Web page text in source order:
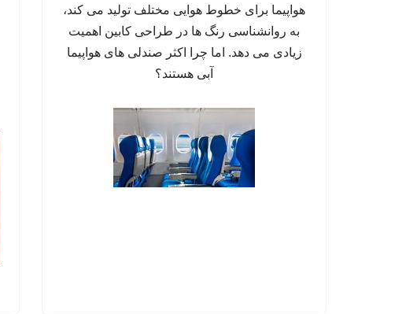
هواپیما برای خطوط هوایی مختلف تولید می کند،
به روانشناسی رنگ ها در طراحی کابین اهمیت
زیادی می دهد. اما چرا اکثر صندلی های هواپیما
آبی هستند؟